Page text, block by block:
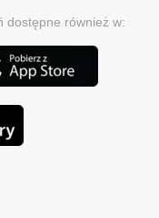
dostępne również w: